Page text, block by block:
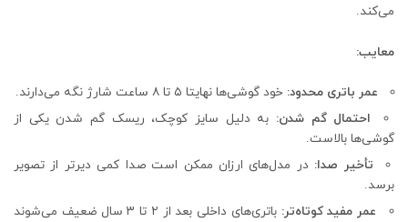
می‌کند.
معایب:
عمر باتری محدود: خود گوشی‌ها نهایتا ۵ تا ۸ ساعت شارژ نگه می‌دارند.
احتمال گم شدن: به دلیل سایز کوچک، ریسک گم شدن یکی از
گوشی‌ها بالاست.
تأخیر صدا: در مدل‌های ارزان ممکن است صدا کمی دیرتر از تصویر
برسد.
عمر مفید کوتاه‌تر:
باتری‌های داخلی بعد از ۲ تا ۳ سال ضعیف می‌شوند